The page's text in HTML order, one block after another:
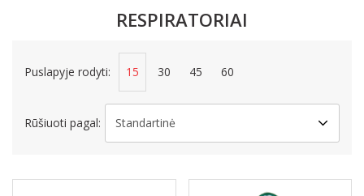
RESPIRATORIAI
Puslapyje rodyti: 15 30 45 60
Rūšiuoti pagal: